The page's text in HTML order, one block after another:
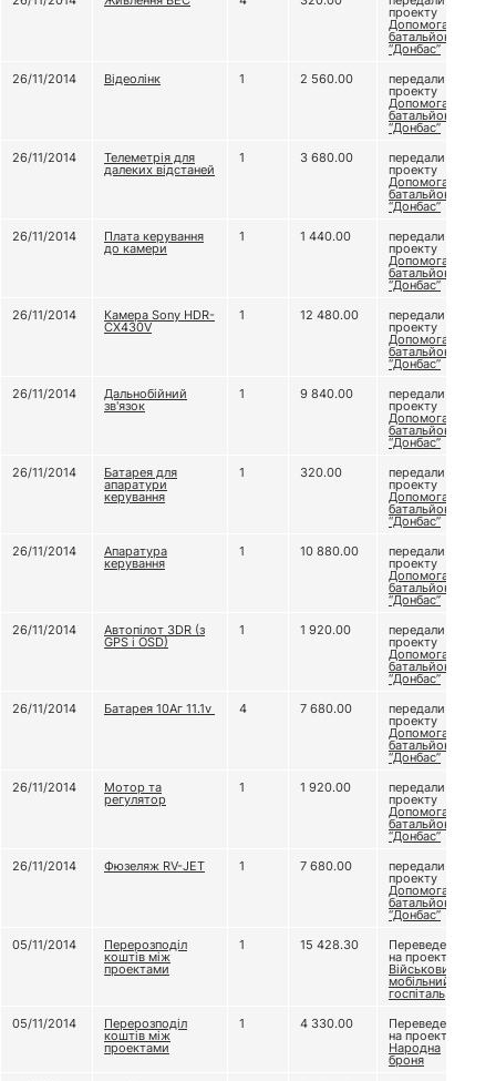
проекту
Допомога
батальйону
“Донбас”
26/11/2014
Відеолінк 1 2 560.00 передали
проекту
Допомога
батальйону
“Донбас”
26/11/2014
Телеметрія для
далеких відстаней
1 3 680.00 передали
проекту
Допомога
батальйону
“Донбас”
26/11/2014
Плата керування
до камери
1 1 440.00 передали
проекту
Допомога
батальйону
“Донбас”
26/11/2014
Камера Sony HDR-
CX430V
1 12 480.00 передали
проекту
Допомога
батальйону
“Донбас”
26/11/2014
Дальнобійний
зв'язок
1 9 840.00 передали
проекту
Допомога
батальйону
“Донбас”
26/11/2014
Батарея для
апаратури
керування
1 320.00 передали
проекту
Допомога
батальйону
“Донбас”
26/11/2014
Апаратура
керування
1 10 880.00 передали
проекту
Допомога
батальйону
“Донбас”
26/11/2014
Автопілот 3DR (з
GPS і OSD)
1 1 920.00 передали
проекту
Допомога
батальйону
“Донбас”
26/11/2014
Батарея 10Аг 11.1v 4 7 680.00 передали
проекту
Допомога
батальйону
“Донбас”
26/11/2014
Мотор та
регулятор
1 1 920.00 передали
проекту
Допомога
батальйону
“Донбас”
26/11/2014
Фюзеляж RV-JET 1 7 680.00 передали
проекту
Допомога
батальйону
“Донбас”
05/11/2014
Перерозподіл
коштів між
проектами
1 15 428.30 Переведено
на проект
Військовий
мобільний
госпіталь
05/11/2014
Перерозподіл
коштів між
проектами
1 4 330.00 Переведено
на проект
Народна
броня